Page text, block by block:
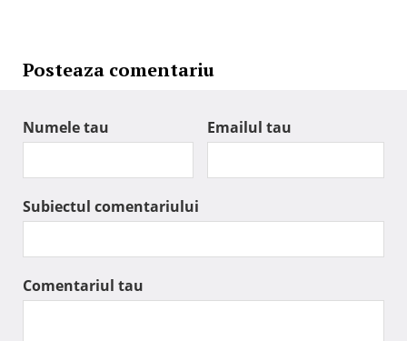
Posteaza comentariu
Numele tau Emailul tau
Subiectul comentariului
Comentariul tau